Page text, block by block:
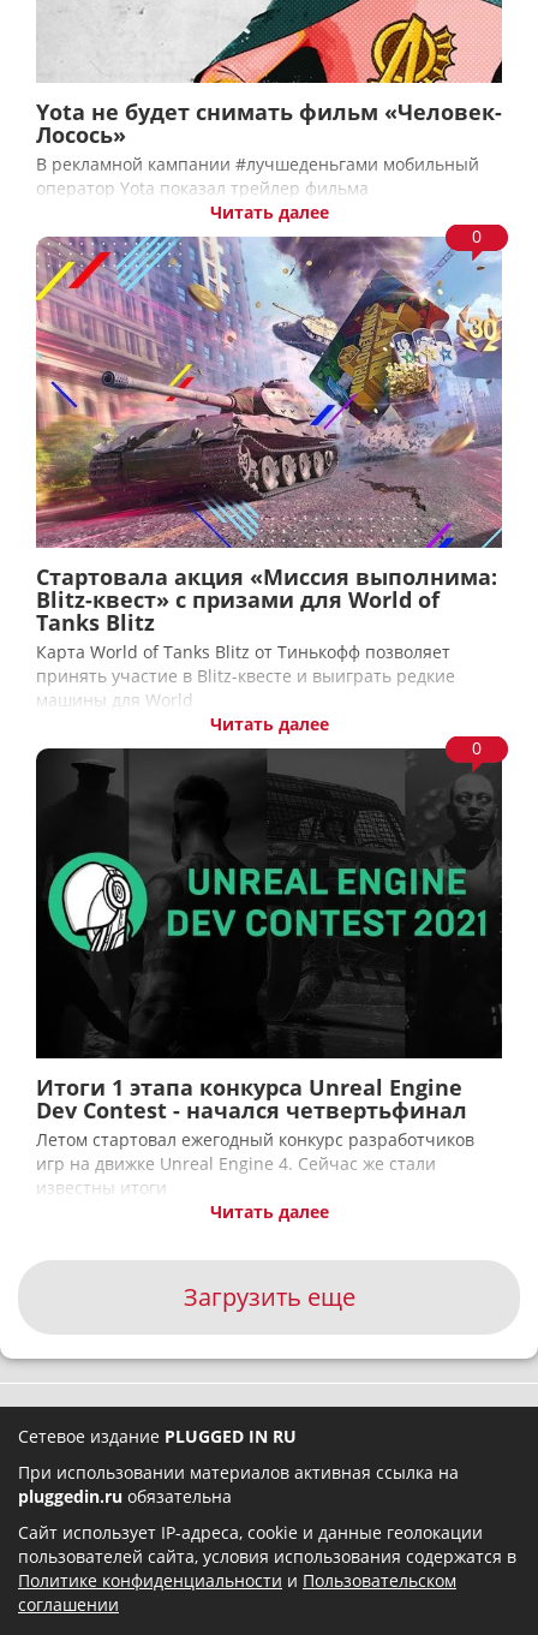
Yota не будет снимать фильм «Человек-
Лосось»
В рекламной кампании #лучшеденьгами мобильный
оператор Yota показал трейлер фильма
Читать далее
0
Стартовала акция «Миссия выполнима:
Blitz-квест» с призами для World of
Tanks Blitz
Карта World of Tanks Blitz от Тинькофф позволяет
принять участие в Blitz-квесте и выиграть редкие
машины для World
Читать далее
0
Итоги 1 этапа конкурса Unreal Engine
Dev Contest - начался четвертьфинал
Летом стартовал ежегодный конкурс разработчиков
игр на движке Unreal Engine 4. Сейчас же стали
известны итоги
Читать далее
Загрузить еще
Сетевое издание PLUGGED IN RU
При использовании материалов активная ссылка на
pluggedin.ru обязательна
Сайт использует IP-адреса, cookie и данные геолокации
пользователей сайта, условия использования содержатся в
Политике конфиденциальности и Пользовательском
соглашении